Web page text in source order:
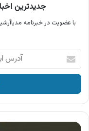
جدیدترین
با عضویت در خبرنامه
آدرس
ایمیل
خود
وارد
کنید
آگهی